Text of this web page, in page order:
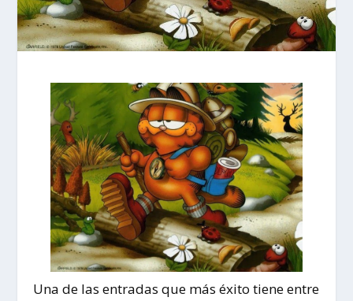
Una de las entradas que más éxito tiene entre